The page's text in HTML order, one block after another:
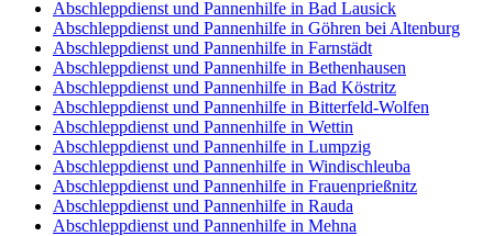
Abschleppdienst und Pannenhilfe in Bad Lausick
Abschleppdienst und Pannenhilfe in Göhren bei Altenburg
Abschleppdienst und Pannenhilfe in Farnstädt
Abschleppdienst und Pannenhilfe in Bethenhausen
Abschleppdienst und Pannenhilfe in Bad Köstritz
Abschleppdienst und Pannenhilfe in Bitterfeld-Wolfen
Abschleppdienst und Pannenhilfe in Wettin
Abschleppdienst und Pannenhilfe in Lumpzig
Abschleppdienst und Pannenhilfe in Windischleuba
Abschleppdienst und Pannenhilfe in Frauenprießnitz
Abschleppdienst und Pannenhilfe in Rauda
Abschleppdienst und Pannenhilfe in Mehna